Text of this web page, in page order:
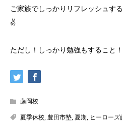
ご家族でしっかりリフレッシュす
✌️
ただし！しっかり勉強もすること！
藤岡校
夏季休校, 豊田市塾,夏期, ヒーロー